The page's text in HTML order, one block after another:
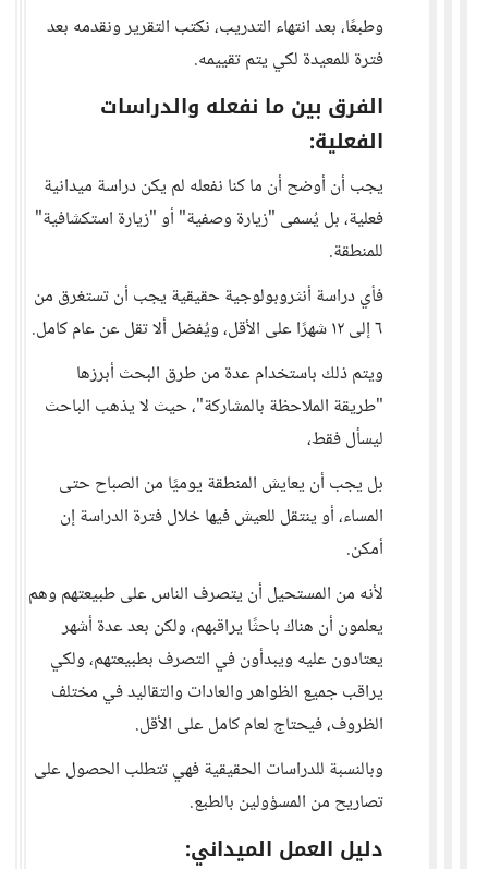
وطبعًا، بعد انتهاء التدريب، نكتب التقرير ونقدمه بعد
فترة للمعيدة لكي يتم تقييمه.
الفرق بين ما نفعله والدراسات
الفعلية:
يجب أن أوضح أن ما كنا نفعله لم يكن دراسة ميدانية
فعلية، بل يُسمى "زيارة وصفية" أو "زيارة استكشافية"
للمنطقة.
فأي دراسة أنثروبولوجية حقيقية يجب أن تستغرق من
٦ إلى ١٢ شهرًا على الأقل، ويُفضل ألا تقل عن عام كامل.
ويتم ذلك باستخدام عدة من طرق البحث أبرزها
"طريقة الملاحظة بالمشاركة"، حيث لا يذهب الباحث
ليسأل فقط،
بل يجب أن يعايش المنطقة يوميًا من الصباح حتى
المساء، أو ينتقل للعيش فيها خلال فترة الدراسة إن
أمكن.
لأنه من المستحيل أن يتصرف الناس على طبيعتهم وهم
يعلمون أن هناك باحثًا يراقبهم، ولكن بعد عدة أشهر
يعتادون عليه ويبدأون في التصرف بطبيعتهم، ولكي
يراقب جميع الظواهر والعادات والتقاليد في مختلف
الظروف، فيحتاج لعام كامل على الأقل.
وبالنسبة للدراسات الحقيقية فهي تتطلب الحصول على
تصاريح من المسؤولين بالطبع.
دليل العمل الميداني: